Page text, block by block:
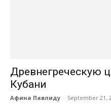
Древнегреческую
Кубани
Афина Павлиду - September 21,